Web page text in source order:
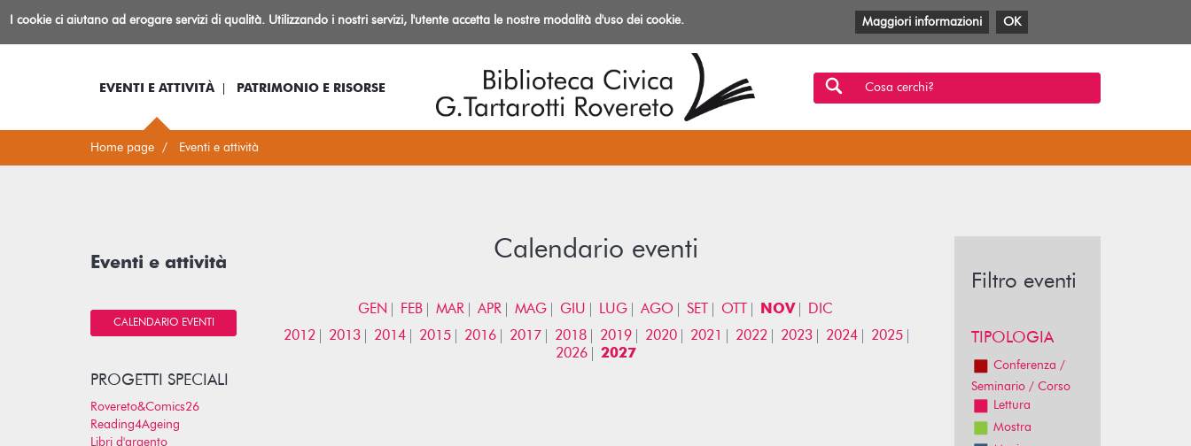
BibliotecaIo sono... Log-in Informazioni
Facebook
TwitterYouTube
Anobii
SBTMlol
EVENTI E ATTIVITÀ PATRIMONIO E RISORSE Cosa cerchi?
Home page Eventi e attività
Calendario eventi
GEN FEB MAR APR MAG GIU LUG AGO SET OTT NOV
DIC
2012
2013 2014 2015 2016 2017 2018 2019 2020 2021 2022 2023 2024
2025
2026
2027
Eventi e attività
CALENDARIO EVENTI
PROGETTI SPECIALI
Rovereto&Comics26
Reading4Ageing
Libri d'argento
Filtro eventi
TIPOLOGIA
Conferenza /
Seminario / Corso
Lettura
Mostra
I cookie ci aiutano ad erogare servizi di qualità. Utilizzando i nostri servizi, l'utente accetta le nostre modalità d'uso dei cookie. Maggiori informazioni OK